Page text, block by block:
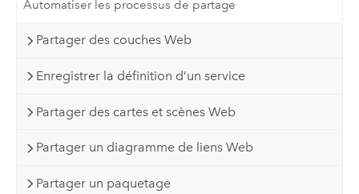
Automatiser les processus de partage
Partager des couches Web
Enregistrer la définition d’un service
Partager des cartes et scènes Web
Partager un diagramme de liens Web
Partager un paquetage